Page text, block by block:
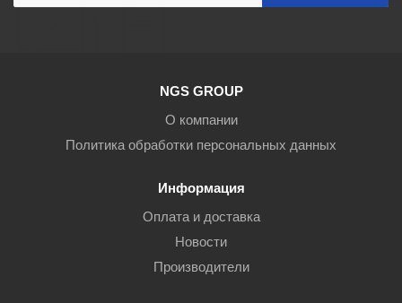
NGS GROUP
О компании
Политика обработки персональных данных
Информация
Оплата и доставка
Новости
Производители